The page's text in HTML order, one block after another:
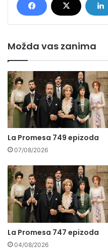
Možda vas zanima
La Promesa 749 epizoda
07/08/2026
La Promesa 747 epizoda
04/08/2026